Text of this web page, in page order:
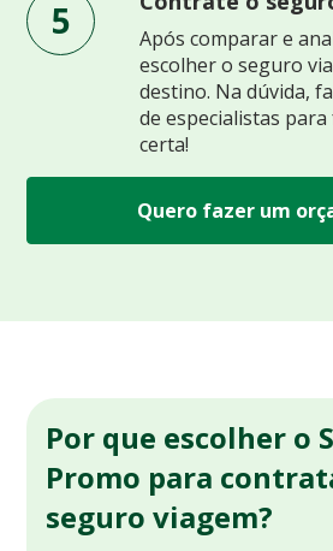
5
Após comparar e
escolher o seguro
destino. Na dúvida,
de especialistas
certa!
Quero fazer um
Por que escolher o
Promo para
seguro viagem?